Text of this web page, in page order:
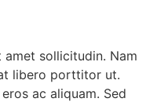
sollicitudin. Nam
libero porttitor ut.
ac aliquam. Sed